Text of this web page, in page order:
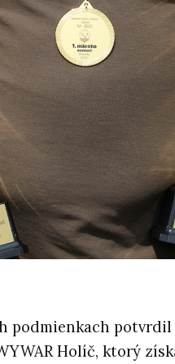
podmienkach
Holíč, ktorý